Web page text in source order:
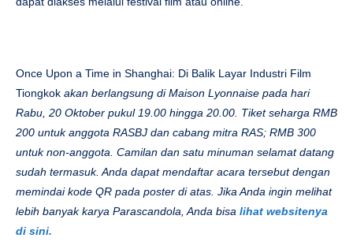
Once Upon a Time in Shanghai: Di ​​Balik Layar Industri Film
Tiongkok akan berlangsung di Maison Lyonnaise pada hari
Rabu, 20 Oktober pukul 19.00 hingga 20.00. Tiket seharga RMB
200 untuk anggota RASBJ dan cabang mitra RAS; RMB 300
untuk non-anggota. Camilan dan satu minuman selamat datang
sudah termasuk. Anda dapat mendaftar acara tersebut dengan
memindai kode QR pada poster di atas. Jika Anda ingin melihat
lebih banyak karya Parascandola, Anda bisa lihat websitenya
di sini.